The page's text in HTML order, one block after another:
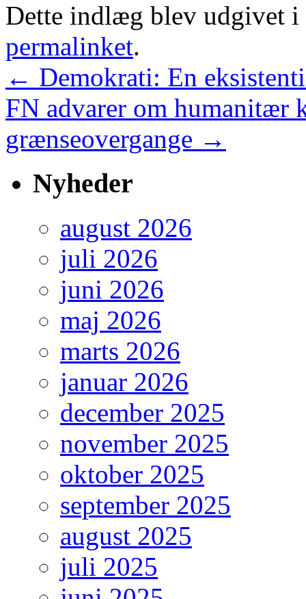
Dette indlæg blev udgivet i
permalinket.
← Demokrati: En
FN advarer om humanitær
grænseovergange →
Nyheder
august 2026
juli 2026
juni 2026
maj 2026
marts 2026
januar 2026
december 2025
november 2025
oktober 2025
september 2025
august 2025
juli 2025